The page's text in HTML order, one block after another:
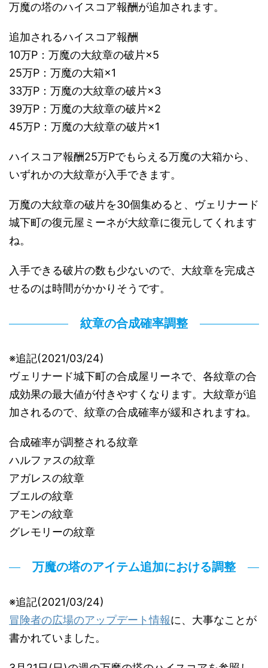
万魔の塔のハイスコア報酬が追加されます。
追加されるハイスコア報酬
10万P：万魔の大紋章の破片×5
25万P：万魔の大箱×1
33万P：万魔の大紋章の破片×3
39万P：万魔の大紋章の破片×2
45万P：万魔の大紋章の破片×1
ハイスコア報酬25万Pでもらえる万魔の大箱から、
いずれかの大紋章が入手できます。
万魔の大紋章の破片を30個集めると、ヴェリナード
城下町の復元屋ミーネが大紋章に復元してくれます
ね。
入手できる破片の数も少ないので、大紋章を完成さ
せるのは時間がかかりそうです。
紋章の合成確率調整
※追記(2021/03/24)
ヴェリナード城下町の合成屋リーネで、各紋章の合
成効果の最大値が付きやすくなります。大紋章が追
加されるので、紋章の合成確率が緩和されますね。
合成確率が調整される紋章
ハルファスの紋章
アガレスの紋章
ブエルの紋章
アモンの紋章
グレモリーの紋章
万魔の塔のアイテム追加における調整
※追記(2021/03/24)
冒険者の広場のアップデート情報に、大事なことが
書かれていました。